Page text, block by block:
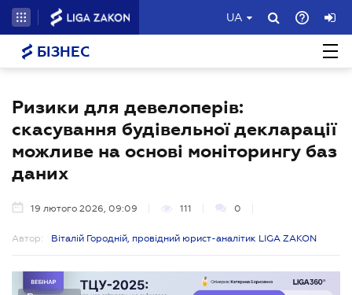
UA
БІЗНЕС
Ризики для девелоперів:
скасування будівельної декларації
можливе на основі моніторингу баз
даних
19 лютого 2026, 09:09 111 0
Автор: Віталій Городній, провідний юрист-аналітик LIGA ZAKON